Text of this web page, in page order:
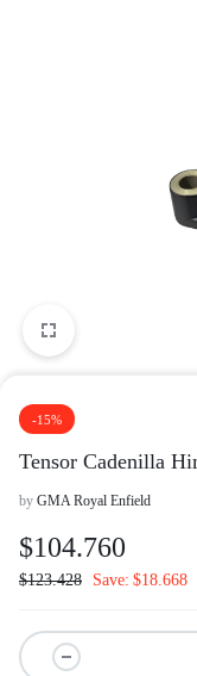
-15%
Tensor Cadenilla
by GMA Royal Enfield
$104.760
$123.428 Save: $18.668